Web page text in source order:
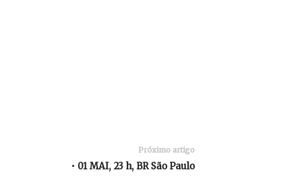
Próximo artigo
• 01 MAI, 23 h, BR São Paulo